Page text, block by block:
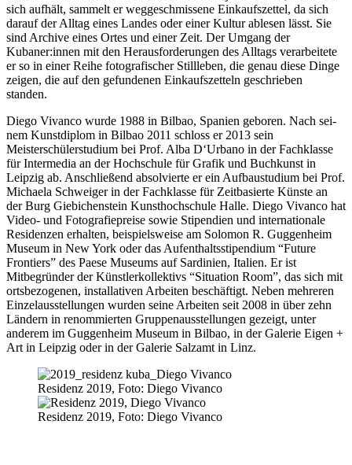
sich auf­hält, sam­melt er weg­ge­schmis­se­ne Einkaufszettel, da sich
dar­auf der Alltag eines Landes oder einer Kultur able­sen lässt. Sie
sind Archive eines Ortes und einer Zeit. Der Umgang der
Kubaner:innen mit den Herausforderungen des Alltags ver­ar­bei­te­te
er so in einer Reihe foto­gra­fi­scher Stillleben, die genau die­se Dinge
zei­gen, die auf den gefun­de­nen Einkaufszetteln geschrie­ben
standen.
Diego Vivanco wur­de 1988 in Bilbao, Spanien gebo­ren. Nach sei­
nem Kunstdiplom in Bilbao 2011 schloss er 2013 sein
Meisterschülerstudium bei Prof. Alba D‘Urbano in der Fachklasse
für Intermedia an der Hochschule für Grafik und Buchkunst in
Leipzig ab. Anschließend absol­vier­te er ein Aufbaustudium bei Prof.
Michaela Schweiger in der Fachklasse für Zeitbasierte Künste an
der Burg Giebichenstein Kunsthochschule Halle. Diego Vivanco hat
Video- und Fotografiepreise sowie Stipendien und inter­na­tio­na­le
Residenzen erhal­ten, bei­spiels­wei­se am Solomon R. Guggenheim
Museum in New York oder das Aufenthaltsstipendium “Future
Frontiers” des Paese Museums auf Sardinien, Italien. Er ist
Mitbegründer der Künstlerkollektivs “Situation Room”, das sich mit
orts­be­zo­ge­nen, instal­la­ti­ven Arbeiten beschäf­tigt. Neben meh­re­ren
Einzelausstellungen wur­den sei­ne Arbeiten seit 2008 in über zehn
Ländern in renom­mier­ten Gruppenausstellungen gezeigt, unter
ande­rem im Guggenheim Museum in Bilbao, in der Galerie Eigen +
Art in Leipzig oder in der Galerie Salzamt in Linz.
Residenz 2019, Foto: Diego Vivanco
Residenz 2019, Foto: Diego Vivanco